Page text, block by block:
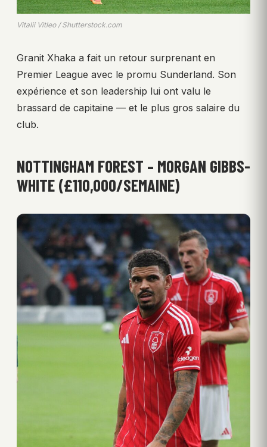
Vitalii Vitleo / Shutterstock.com
Granit Xhaka a fait un retour surprenant en
Premier League avec le promu Sunderland. Son
expérience et son leadership lui ont valu le
brassard de capitaine — et le plus gros salaire du
club.
NOTTINGHAM FOREST – MORGAN GIBBS-
WHITE (£110,000/SEMAINE)